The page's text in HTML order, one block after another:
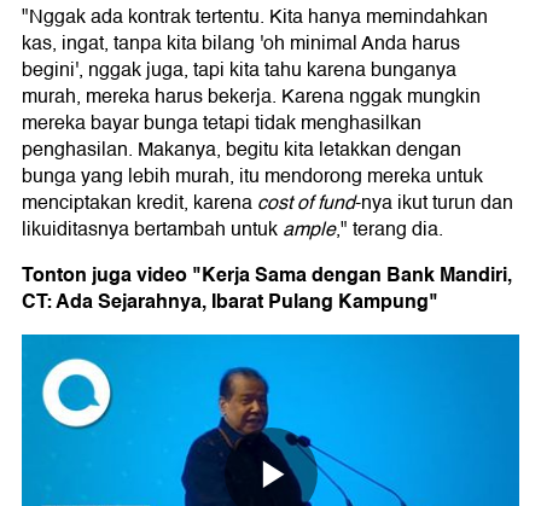
"Nggak ada kontrak tertentu. Kita hanya memindahkan
kas, ingat, tanpa kita bilang 'oh minimal Anda harus
begini', nggak juga, tapi kita tahu karena bunganya
murah, mereka harus bekerja. Karena nggak mungkin
mereka bayar bunga tetapi tidak menghasilkan
penghasilan. Makanya, begitu kita letakkan dengan
bunga yang lebih murah, itu mendorong mereka untuk
menciptakan kredit, karenacost of fund-nya ikut turun dan
likuiditasnya bertambah untukample," terang dia.
Tonton juga video "Kerja Sama dengan Bank Mandiri,
CT: Ada Sejarahnya, Ibarat Pulang Kampung"